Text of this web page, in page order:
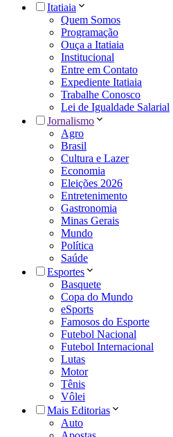
Itatiaia
Quem Somos
Programação
Ouça a Itatiaia
Institucional
Entre em Contato
Expediente Itatiaia
Trabalhe Conosco
Lei de Igualdade Salarial
Jornalismo
Agro
Brasil
Cultura e Lazer
Economia
Eleições 2026
Entretenimento
Gastronomia
Minas Gerais
Mundo
Política
Saúde
Esportes
Basquete
Copa do Mundo
eSports
Famosos do Esporte
Futebol Nacional
Futebol Internacional
Lutas
Motor
Tênis
Vôlei
Mais Editorias
Auto